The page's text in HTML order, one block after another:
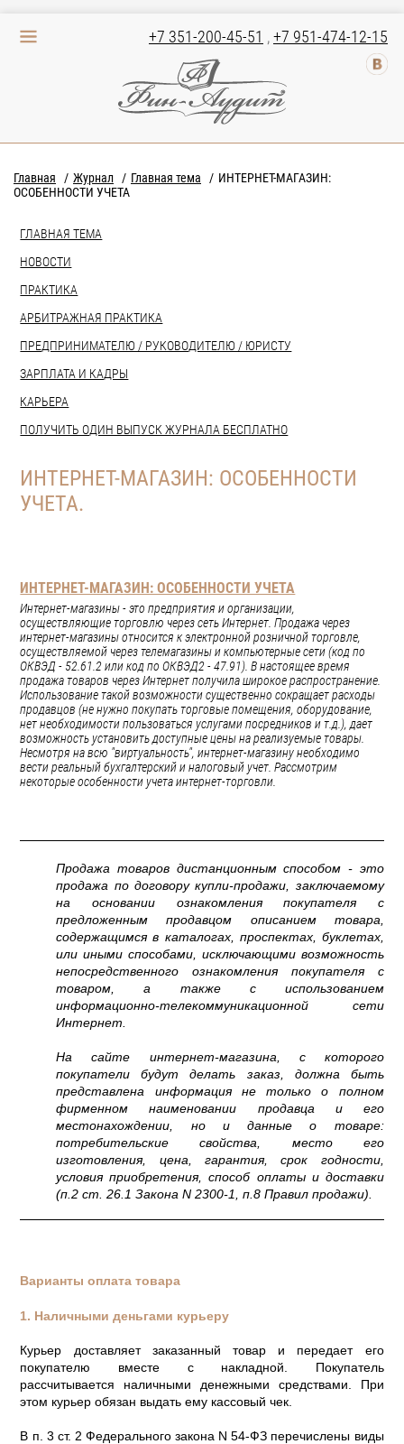
+7 351-200-45-51 ,+7 951-474-12-15
Главная Журнал Главная тема
ИНТЕРНЕТ-МАГАЗИН:
ОСОБЕННОСТИ УЧЕТА
ГЛАВНАЯ ТЕМА
НОВОСТИ
ПРАКТИКА
АРБИТРАЖНАЯ ПРАКТИКА
ПРЕДПРИНИМАТЕЛЮ / РУКОВОДИТЕЛЮ / ЮРИСТУ
ЗАРПЛАТА И КАДРЫ
КАРЬЕРА
ПОЛУЧИТЬ ОДИН ВЫПУСК ЖУРНАЛА БЕСПЛАТНО
ИНТЕРНЕТ-МАГАЗИН: ОСОБЕННОСТИ
УЧЕТА.
ИНТЕРНЕТ-МАГАЗИН: ОСОБЕННОСТИ УЧЕТА
Интернет-магазины - это предприятия и организации,
осуществляющие торговлю через сеть Интернет. Продажа через
интернет-магазины относится к электронной розничной торговле,
осуществляемой через телемагазины и компьютерные сети (код по
ОКВЭД - 52.61.2 или код по ОКВЭД2 - 47.91). В настоящее время
продажа товаров через Интернет получила широкое распространение.
Использование такой возможности существенно сокращает расходы
продавцов (не нужно покупать торговые помещения, оборудование,
нет необходимости пользоваться услугами посредников и т.д.), дает
возможность установить доступные цены на реализуемые товары.
Несмотря на всю "виртуальность", интернет-магазину необходимо
вести реальный бухгалтерский и налоговый учет. Рассмотрим
некоторые особенности учета интернет-торговли.
Продажа товаров дистанционным способом - это
продажа по договору купли-продажи, заключаемому
на основании ознакомления покупателя с
предложенным продавцом описанием товара,
содержащимся в каталогах, проспектах, буклетах,
или иными способами, исключающими возможность
непосредственного ознакомления покупателя с
товаром, а также с использованием
информационно-телекоммуникационной сети
Интернет.
На сайте интернет-магазина, с которого
покупатели будут делать заказ, должна быть
представлена информация не только о полном
фирменном наименовании продавца и его
местонахождении, но и данные о товаре:
потребительские свойства, место его
изготовления, цена, гарантия, срок годности,
условия приобретения, способ оплаты и доставки
(п.2 ст. 26.1 Закона N 2300-1, п.8 Правил продажи).
Варианты оплата товара
1. Наличными деньгами курьеру
Курьер доставляет заказанный товар и передает его
покупателю вместе с накладной. Покупатель
рассчитывается наличными денежными средствами. При
этом курьер обязан выдать ему кассовый чек.
В п. 3 ст. 2 Федерального закона N 54-ФЗ перечислены виды